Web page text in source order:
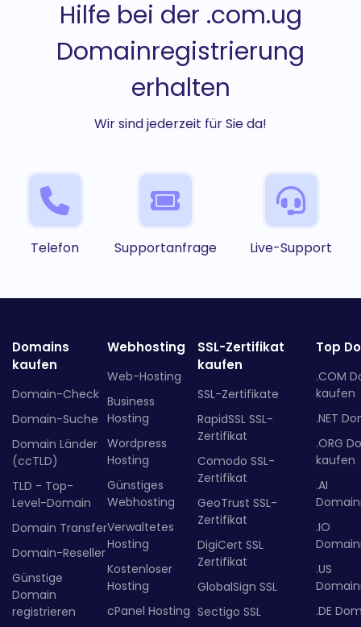
Hilfe bei der .com.ug
Domainregistrierung
erhalten
Wir sind jederzeit für Sie da!
Telefon Supportanfrage Live-Support
Domains
kaufen
Domain-Check
Domain-Suche
Domain Länder
(ccTLD)
TLD - Top-
Level-Domain
Domain Transfer
Domain-Reseller
Günstige
Domain
registrieren
Webhosting
Web-Hosting
Business
Hosting
Wordpress
Hosting
Günstiges
Webhosting
Verwaltetes
Hosting
Kostenloser
Hosting
cPanel Hosting
SSL-Zertifikat
kaufen
SSL-Zertifikate
RapidSSL SSL-
Zertifikat
Comodo SSL-
Zertifikat
GeoTrust SSL-
Zertifikat
DigiCert SSL
Zertifikat
GlobalSign SSL
Sectigo SSL
Top
.COM
kaufen
.NET
.ORG
kaufen
.AI
.IO
.US
.DE